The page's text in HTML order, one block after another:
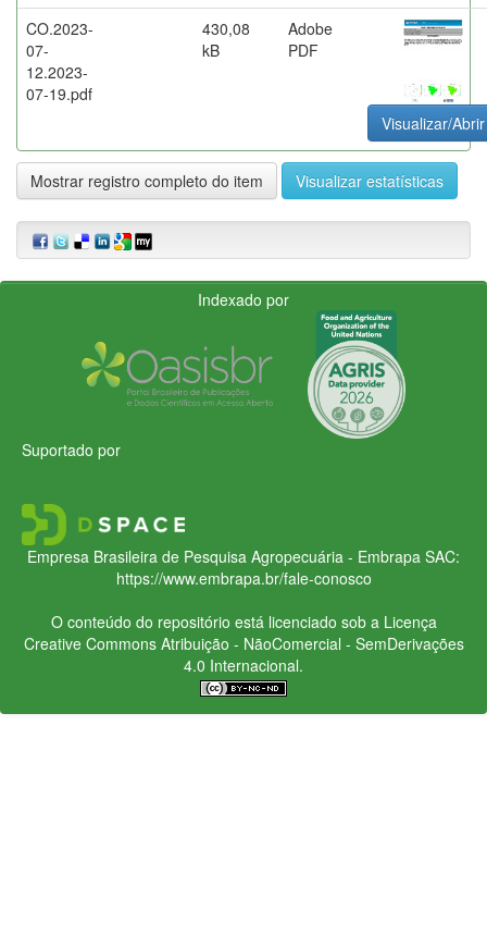
CO.2023-
07-
12.2023-
07-19.pdf
430,08
kB
Adobe
PDF
Visualizar/Abrir
Mostrar registro completo do item Visualizar estatísticas
Indexado por
Suportado por
Empresa Brasileira de Pesquisa Agropecuária - Embrapa SAC:
https://www.embrapa.br/fale-conosco
O conteúdo do repositório está licenciado sob a Licença
Creative CommonsAtribuição - NãoComercial - SemDerivações
4.0 Internacional.